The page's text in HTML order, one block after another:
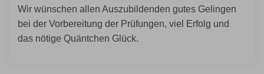
Wir wünschen allen Auszubildenden gutes Gelingen
bei der Vorbereitung der Prüfungen, viel Erfolg und
das nötige Quäntchen Glück.